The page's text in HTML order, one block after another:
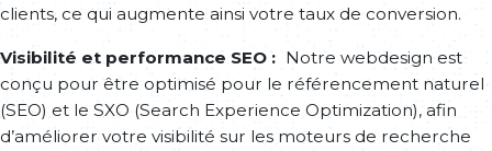
Nous assurons un développement 100 % responsive,
garantissant une parfaite adaptation sur mobile, tablette
et desktop. Des tests A/B sont réalisés pour analyser le
comportement des utilisateurs et affiner l’interface en
fonction des performances mesurées.
clients, ce qui augmente ainsi votre taux de conversion.
Visibilité et performance SEO : Notre webdesign est
conçu pour être optimisé pour le référencement naturel
(SEO) et le SXO (Search Experience Optimization), afin
d’améliorer votre visibilité sur les moteurs de recherche